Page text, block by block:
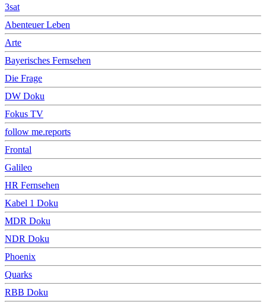
3sat
Abenteuer Leben
Arte
Bayerisches Fernsehen
Die Frage
DW Doku
Fokus TV
follow me.reports
Frontal
Galileo
HR Fernsehen
Kabel 1 Doku
MDR Doku
NDR Doku
Phoenix
Quarks
RBB Doku